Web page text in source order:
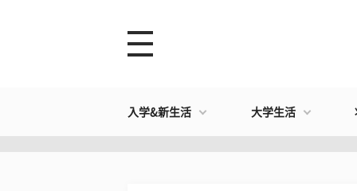
入学&新生活 大学生活